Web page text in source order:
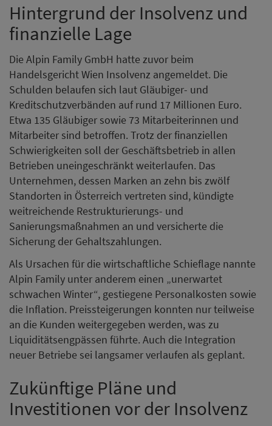
Hintergrund der Insolvenz und
finanzielle Lage
Die Alpin Family GmbH hatte zuvor beim
Handelsgericht Wien Insolvenz angemeldet. Die
Schulden belaufen sich laut Gläubiger- und
Kreditschutzverbänden auf rund 17 Millionen Euro.
Etwa 135 Gläubiger sowie 73 Mitarbeiterinnen und
Mitarbeiter sind betroffen. Trotz der finanziellen
Schwierigkeiten soll der Geschäftsbetrieb in allen
Betrieben uneingeschränkt weiterlaufen. Das
Unternehmen, dessen Marken an zehn bis zwölf
Standorten in Österreich vertreten sind, kündigte
weitreichende Restrukturierungs- und
Sanierungsmaßnahmen an und versicherte die
Sicherung der Gehaltszahlungen.
Als Ursachen für die wirtschaftliche Schieflage nannte
Alpin Family unter anderem einen „unerwartet
schwachen Winter“, gestiegene Personalkosten sowie
die Inflation. Preissteigerungen konnten nur teilweise
an die Kunden weitergegeben werden, was zu
Liquiditätsengpässen führte. Auch die Integration
neuer Betriebe sei langsamer verlaufen als geplant.
Zukünftige Pläne und
Investitionen vor der Insolvenz